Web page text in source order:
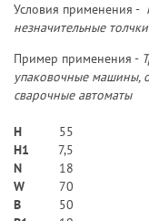
Условия применения -
незначительные
Пример применения -
упаковочные машины,
сварочные автоматы
H
55
H1
7,5
N
18
W
70
В
50